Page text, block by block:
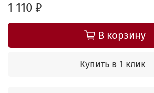
1 110 ₽
В корзину
Купить в 1 клик